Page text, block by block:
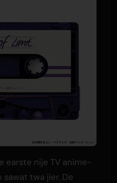
earste nije TV anime-
twa jier. De